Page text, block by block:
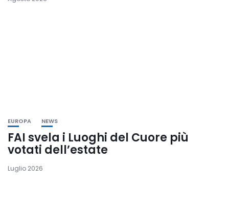
EUROPA NEWS
FAI svela i Luoghi del Cuore più
votati dell’estate
Luglio 2026